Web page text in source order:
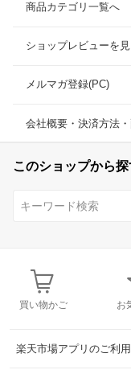
商品カテゴリ一覧へ
ショップレビューを
メルマガ登録(PC)
会社概要・決済方法
このショップから探
買い物かご お
楽天市場アプリのご利